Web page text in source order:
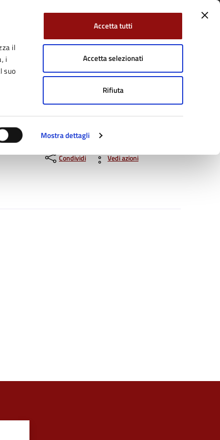
il
i
suo
Mostra dettagli
Accetta tutti
Accetta selezionati
Rifiuta
su: TwitterYouTube Cerca:
Tutti gli argomenti
Condividi Vedi azioni